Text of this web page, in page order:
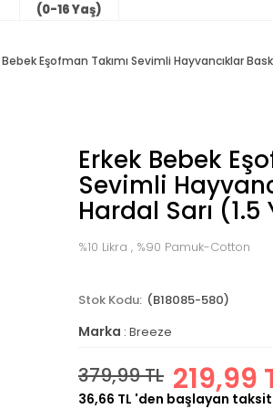
(0-16 Yaş)
Bebek Eşofman Takımı Sevimli Hayvancıklar
Erkek Bebek
Sevimli
Hardal Sarı (1.5
%10 Likra , %90 Pamuk-Cotton
(B18085-580)
Marka : Breeze
379,99 TL 219,99
36,66 TL 'den başlayan